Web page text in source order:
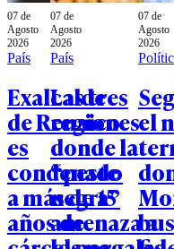
07 de
Agosto
2026
País
Exalcalde
de Renaico
es
condenado
a más de 15
años de
07 de
Agosto
2026
País
Las tres
regiones
donde la
“peste
negra”
amenaza a
07 de
Agosto
2026
el